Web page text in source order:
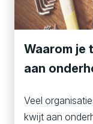
Waarom je
aan
Veel
kwijt aan